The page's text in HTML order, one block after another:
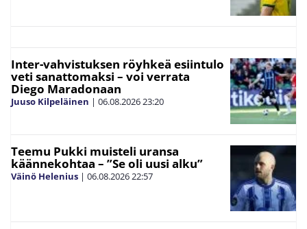
Inter-vahvistuksen röyhkeä esiintulo
veti sanattomaksi – voi verrata
Diego Maradonaan
Juuso Kilpeläinen | 06.08.2026 23:20
Teemu Pukki muisteli uransa
käännekohtaa – ”Se oli uusi alku”
Väinö Helenius | 06.08.2026 22:57